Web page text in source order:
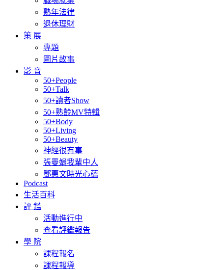
熟年法律
退休理財
策 展
專題
圖片故事
影 音
50+People
50+Talk
50+讀者Show
50+熟齡MV特輯
50+Body
50+Living
50+Beauty
神經很有事
張曼娟我輩中人
鄧惠文時光心蘊
Podcast
生活百科
評 鑑
活動進行中
查看評鑑報告
學 院
課程報名
課程報導